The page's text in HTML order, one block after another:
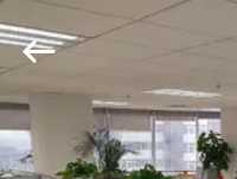
MAISON
co.,
ltd..
Rights
Developed
by
ECER